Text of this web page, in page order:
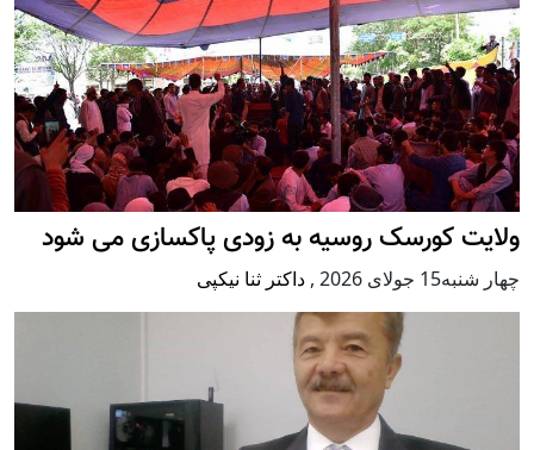
ولایت کورسک روسیه به زودی پاکسازی می شود
چهار شنبه15 جولای 2026 , داکتر ثنا نیکپی